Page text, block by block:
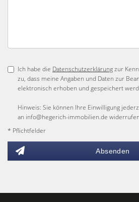
Ich habe die Datenschutzerklärungzur
zu, dass meine Angaben und Daten zur
elektronisch erhoben und gespeichert
Hinweis: Sie können Ihre Einwilligung
an info@hegerich-immobilien.de
* Pflichtfelder
Absenden